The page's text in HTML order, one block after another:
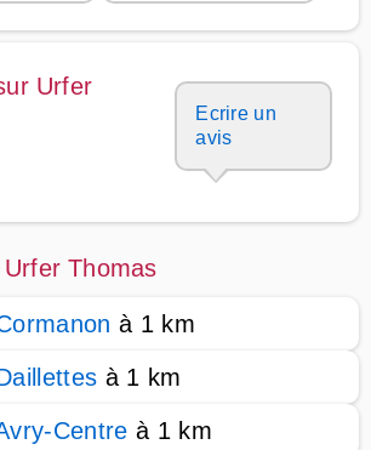
Urfer
Ecrire un
avis
Thomas
à 1 km
à 1 km
Centre à 1 km